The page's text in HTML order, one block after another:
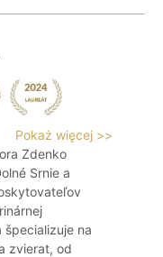
Pokaż więcej >>
Zdenko
Srnie a
špecializuje na
zvierat, od